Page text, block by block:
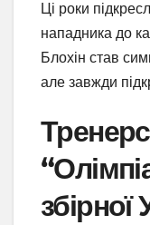
Ці роки
нападника до
Блохін став
але завжди
збірної